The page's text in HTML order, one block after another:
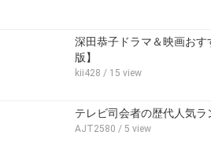
深田恭子ドラマ＆映画お
版】
kii428 / 15 view
テレビ司会者の歴代人気ラ
AJT2580 / 5 view